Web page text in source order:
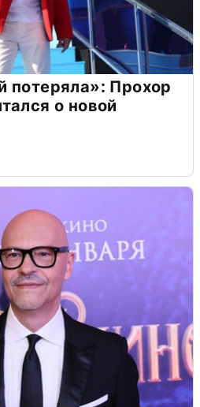
потеряла»: Прохор
о новой